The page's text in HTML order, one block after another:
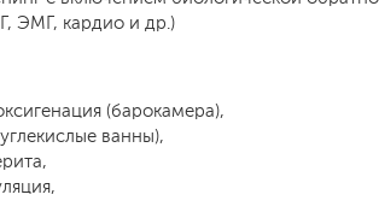
ЭМГ, кардио и др.)
(барокамера),
ванны),